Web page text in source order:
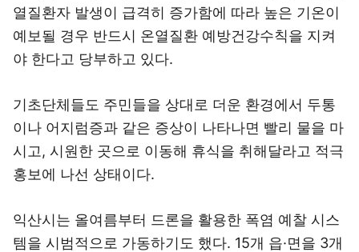
열질환자 발생이 급격히 증가함에 따라 높은 기온이
예보될 경우 반드시 온열질환 예방건강수칙을 지켜
야 한다고 당부하고 있다.
기초단체들도 주민들을 상대로 더운 환경에서 두통
이나 어지럼증과 같은 증상이 나타나면 빨리 물을 마
시고, 시원한 곳으로 이동해 휴식을 취해달라고 적극
홍보에 나선 상태이다.
익산시는 올여름부터 드론을 활용한 폭염 예찰 시스
템을 시범적으로 가동하기도 했다. 15개 읍·면을 3개